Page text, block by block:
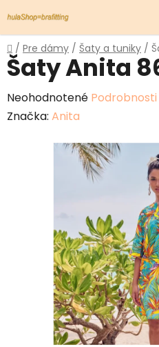
na
obsah
Domov
/ Pre dámy / Šaty a tuniky /
Šaty Anita
Priemerné
hodnotenie
hviezdičiek.
Neohodnotené
Značka: Anita